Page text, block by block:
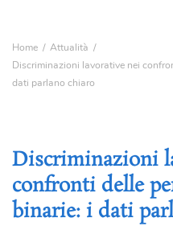
Home
Attualità
Discriminazioni lavorative nei
dati parlano chiaro
Discriminazioni
confronti delle
binarie: i dati